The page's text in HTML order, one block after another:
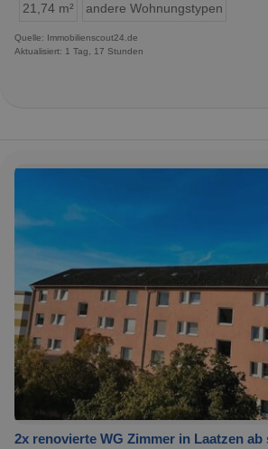
21,74 m²
andere Wohnungstypen
Quelle: Immobilienscout24.de
Aktualisiert: 1 Tag, 17 Stunden
2x renovierte WG Zimmer in Laatzen